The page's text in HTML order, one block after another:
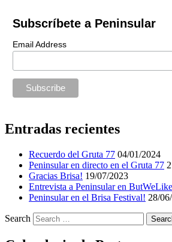
Subscríbete a Peninsular
Email Address
Entradas recientes
Recuerdo del Gruta 77 04/01/2024
Peninsular en directo en el Gruta 77
Gracias Brisa! 19/07/2023
Entrevista a Peninsular en
Peninsular en el Brisa Festival! 28/
Search